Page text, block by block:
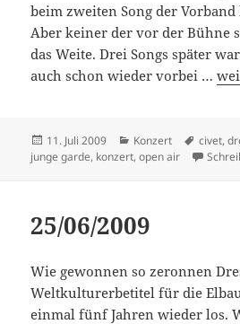
beim zweiten Song der Vorband
Aber keiner der vor der Bühne
das Weite. Drei Songs später
auch schon wieder vorbei …
Veröffentlicht
am
11. Juli 2009 Kategorien
Konzert civet,
junge garde, konzert,open air
25/06/2009
Wie gewonnen so zeronnen
Weltkulturerbetitel für die
einmal fünf Jahren wieder los.